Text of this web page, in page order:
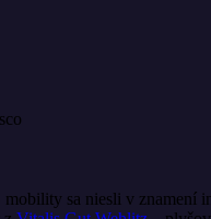
sa niesli v znamení